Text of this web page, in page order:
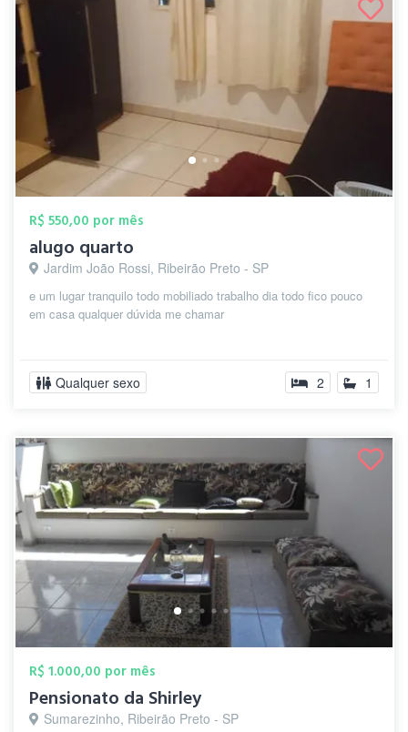
R$ 550,00 por mês
alugo quarto
Jardim João Rossi, Ribeirão Preto - SP
e um lugar tranquilo todo mobiliado trabalho dia todo fico pouco
em casa qualquer dúvida me chamar
Qualquer sexo 2 1
R$ 1.000,00 por mês
Pensionato da Shirley
Sumarezinho, Ribeirão Preto - SP